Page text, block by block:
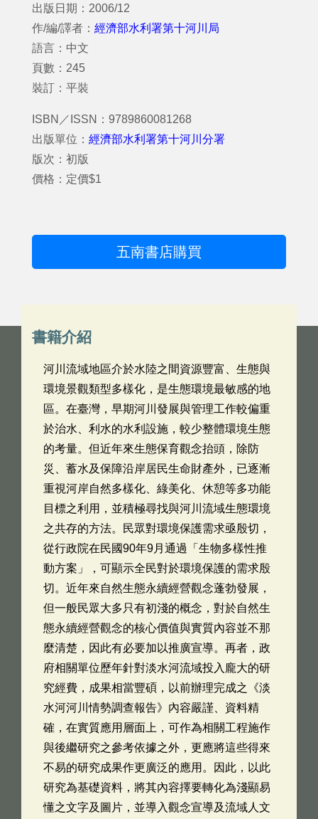
出版日期：2006/12
作/編/譯者： 經濟部水利署第十河川局
語言：中文
頁數：245
裝訂：平裝
ISBN／ISSN：9789860081268
出版單位： 經濟部水利署第十河川分署
版次：初版
價格：定價$1
五南書店購買
書籍介紹
河川流域地區介於水陸之間資源豐富、生態與
環境景觀類型多樣化，是生態環境最敏感的地
區。在臺灣，早期河川發展與管理工作較偏重
於治水、利水的水利設施，較少整體環境生態
的考量。但近年來生態保育觀念抬頭，除防
災、蓄水及保障沿岸居民生命財產外，已逐漸
重視河岸自然多樣化、綠美化、休憩等多功能
目標之利用，並積極尋找與河川流域生態環境
之共存的方法。民眾對環境保護需求亟殷切，
從行政院在民國90年9月通過「生物多樣性推
動方案」，可顯示全民對於環境保護的需求殷
切。近年來自然生態永續經營觀念蓬勃發展，
但一般民眾大多只有初淺的概念，對於自然生
態永續經營觀念的核心價值與實質內容並不那
麼清楚，因此有必要加以推廣宣導。再者，政
府相關單位歷年針對淡水河流域投入龐大的研
究經費，成果相當豐碩，以前辦理完成之《淡
水河河川情勢調查報告》內容嚴謹、資料精
確，在實質應用層面上，可作為相關工程施作
與後繼研究之參考依據之外，更應將這些得來
不易的研究成果作更廣泛的應用。因此，以此
研究為基礎資料，將其內容擇要轉化為淺顯易
懂之文字及圖片，並導入觀念宣導及流域人文